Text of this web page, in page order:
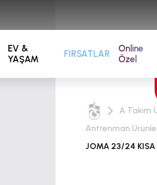
EV &
YAŞAM
FIRSATLAR
Online
Özel
A Takım
Antrenman
JOMA 23/24 KISA